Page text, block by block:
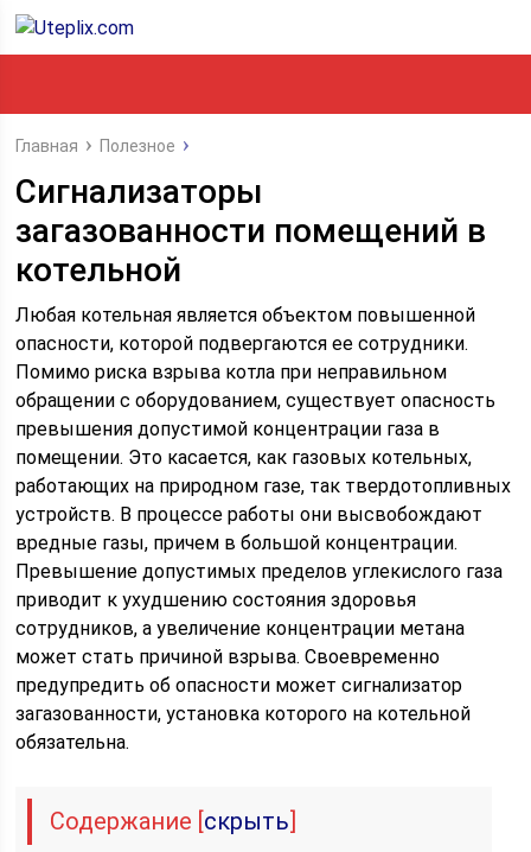
Главная Полезное
Сигнализаторы
загазованности помещений в
котельной
Любая котельная является объектом повышенной
опасности, которой подвергаются ее сотрудники.
Помимо риска взрыва котла при неправильном
обращении с оборудованием, существует опасность
превышения допустимой концентрации газа в
помещении. Это касается, как газовых котельных,
работающих на природном газе, так твердотопливных
устройств. В процессе работы они высвобождают
вредные газы, причем в большой концентрации.
Превышение допустимых пределов углекислого газа
приводит к ухудшению состояния здоровья
сотрудников, а увеличение концентрации метана
может стать причиной взрыва. Своевременно
предупредить об опасности может сигнализатор
загазованности, установка которого на котельной
обязательна.
Содержание [скрыть]